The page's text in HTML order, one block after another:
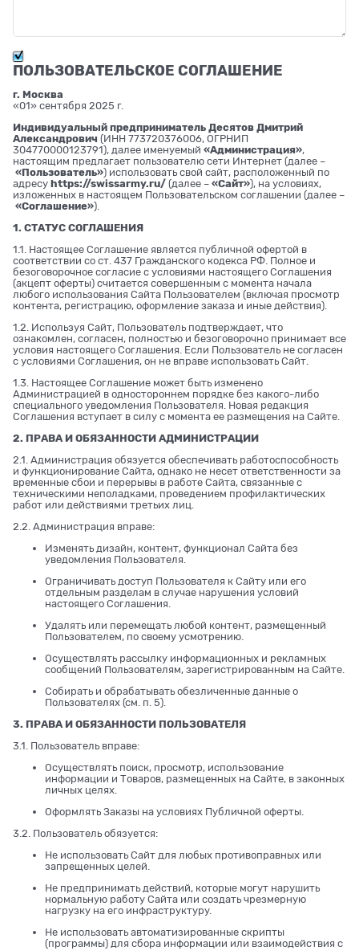
ПОЛЬЗОВАТЕЛЬСКОЕ СОГЛАШЕНИЕ
г. Москва
«01» сентября 2025 г.
Индивидуальный предприниматель Десятов Дмитрий
Александрович (ИНН 773720376006, ОГРНИП
304770000123791), далее именуемый «Администрация»,
настоящим предлагает пользователю сети Интернет (далее –
«Пользователь») использовать свой сайт, расположенный по
адресу https://swissarmy.ru/ (далее – «Сайт»), на условиях,
изложенных в настоящем Пользовательском соглашении (далее –
«Соглашение»).
1. СТАТУС СОГЛАШЕНИЯ
1.1. Настоящее Соглашение является публичной офертой в
соответствии со ст. 437 Гражданского кодекса РФ. Полное и
безоговорочное согласие с условиями настоящего Соглашения
(акцепт оферты) считается совершенным с момента начала
любого использования Сайта Пользователем (включая просмотр
контента, регистрацию, оформление заказа и иные действия).
1.2. Используя Сайт, Пользователь подтверждает, что
ознакомлен, согласен, полностью и безоговорочно принимает все
условия настоящего Соглашения. Если Пользователь не согласен
с условиями Соглашения, он не вправе использовать Сайт.
1.3. Настоящее Соглашение может быть изменено
Администрацией в одностороннем порядке без какого-либо
специального уведомления Пользователя. Новая редакция
Соглашения вступает в силу с момента ее размещения на Сайте.
2. ПРАВА И ОБЯЗАННОСТИ АДМИНИСТРАЦИИ
2.1. Администрация обязуется обеспечивать работоспособность
и функционирование Сайта, однако не несет ответственности за
временные сбои и перерывы в работе Сайта, связанные с
техническими неполадками, проведением профилактических
работ или действиями третьих лиц.
2.2. Администрация вправе:
Изменять дизайн, контент, функционал Сайта без
уведомления Пользователя.
Ограничивать доступ Пользователя к Сайту или его
отдельным разделам в случае нарушения условий
настоящего Соглашения.
Удалять или перемещать любой контент, размещенный
Пользователем, по своему усмотрению.
Осуществлять рассылку информационных и рекламных
сообщений Пользователям, зарегистрированным на Сайте.
Собирать и обрабатывать обезличенные данные о
Пользователях (см. п. 5).
3. ПРАВА И ОБЯЗАННОСТИ ПОЛЬЗОВАТЕЛЯ
3.1. Пользователь вправе:
Осуществлять поиск, просмотр, использование
информации и Товаров, размещенных на Сайте, в законных
личных целях.
Оформлять Заказы на условиях Публичной оферты.
3.2. Пользователь обязуется:
Не использовать Сайт для любых противоправных или
запрещенных целей.
Не предпринимать действий, которые могут нарушить
нормальную работу Сайта или создать чрезмерную
нагрузку на его инфраструктуру.
Не использовать автоматизированные скрипты
(программы) для сбора информации или взаимодействия с